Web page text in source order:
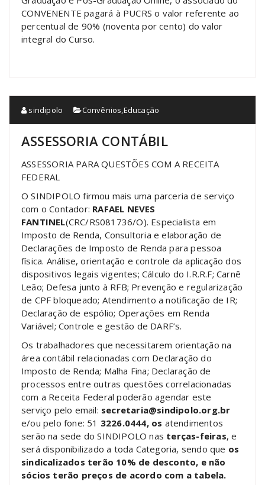
CONVENENTE pagará à PUCRS o valor referente ao
percentual de 90% (noventa por cento) do valor
integral do Curso.
sindipolo Convênios Educação
ASSESSORIA CONTÁBIL
ASSESSORIA PARA QUESTÕES COM A RECEITA
FEDERAL
O SINDIPOLO firmou mais uma parceria de serviço
com o Contador: RAFAEL NEVES
FANTINEL(CRC/RS081736/O). Especialista em
Imposto de Renda, Consultoria e elaboração de
Declarações de Imposto de Renda para pessoa
física. Análise, orientação e controle da aplicação dos
dispositivos legais vigentes; Cálculo do I.R.R.F; Carnê
Leão; Defesa junto à RFB; Prevenção e regularização
de CPF bloqueado; Atendimento a notificação de IR;
Declaração de espólio; Operações em Renda
Variável; Controle e gestão de DARF’s.
Os trabalhadores que necessitarem orientação na
área contábil relacionadas com Declaração do
Imposto de Renda; Malha Fina; Declaração de
processos entre outras questões correlacionadas
com a Receita Federal poderão agendar este
serviço pelo email: secretaria@sindipolo.org.br
e/ou pelo fone: 51 3226.0444, os atendimentos
serão na sede do SINDIPOLO nas terças-feiras, e
será disponibilizado a toda Categoria, sendo que os
sindicalizados terão 10% de desconto, e não
sócios terão preços de acordo com a tabela.